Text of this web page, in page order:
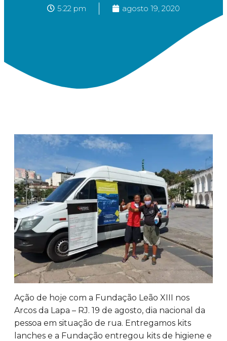
5:22 pm agosto 19, 2020
Ação de hoje com a Fundação Leão XIII nos
Arcos da Lapa – RJ. 19 de agosto, dia nacional da
pessoa em situação de rua. Entregamos kits
lanches e a Fundação entregou kits de higiene e